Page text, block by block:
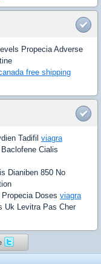
Propecia Adverse
free shipping
Tadifil viagra
Cialis
Dianiben 850 No
Doses viagra
Uk Levitra Pas Cher